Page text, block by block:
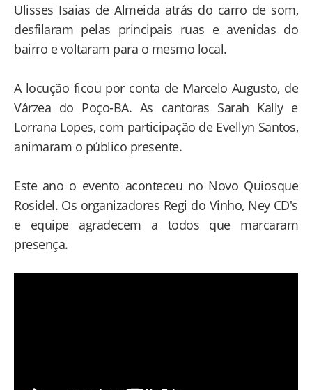
Ulisses Isaias de Almeida atrás do carro de som,
desfilaram pelas principais ruas e avenidas do
bairro e voltaram para o mesmo local.
A locução ficou por conta de Marcelo Augusto, de
Várzea do Poço-BA. As cantoras Sarah Kally e
Lorrana Lopes, com participação de Evellyn Santos,
animaram o público presente.
Este ano o evento aconteceu no Novo Quiosque
Rosidel. Os organizadores Regi do Vinho, Ney CD's
e equipe agradecem a todos que marcaram
presença.